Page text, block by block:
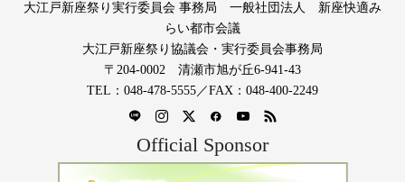
大江戸新座祭り実行委員会 事務局 一般社団法人 新座快適み
らい都市会議
大江戸新座祭り協議会・実行委員会事務局
〒204-0002 清瀬市旭が丘6-941-43
TEL：048-478-5555／FAX：048-400-2249
Official Sponsor